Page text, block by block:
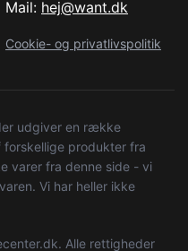
Mail: hej@want.dk
Cookie- og privatlivspolitik
udgiver en række
produkter fra
varer fra denne side - vi
Vi har heller ikke
Alle rettigheder